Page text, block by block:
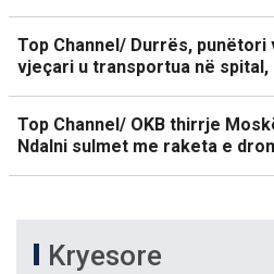
Top Channel/ Durrës,
vjeçari u transportua në
Top Channel/ OKB thirrje
Ndalni sulmet me raketa e
Kryesore